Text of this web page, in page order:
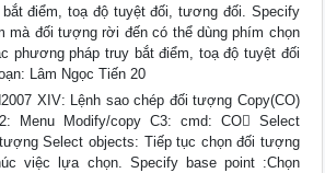
điểm, toạ độ tuyệt đối, tương đối. Specify
mà đối tượng rời đến có thể dùng phím chọn
phương pháp truy bắt điểm, toạ độ tuyệt đối
Lâm Ngọc Tiến 20
XIV: Lệnh sao chép đối tượng Copy(CO)
Menu Modify/copy C3: cmd: CO Select
Select objects: Tiếp tục chọn đối tượng
việc lựa chọn. Specify base point :Chọn